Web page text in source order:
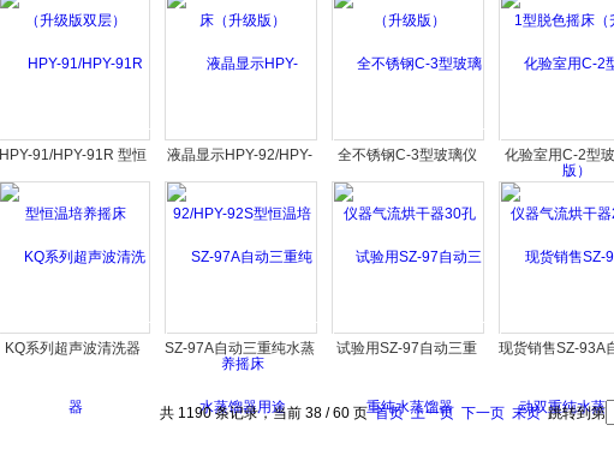
HPY-91/HPY-91R 型恒
温培养摇床
液晶显示HPY-92/HPY-
92S型恒温培养摇床
全不锈钢C-3型玻璃仪
器气流烘干器30孔
化验室用C-2型
器气流烘干器
KQ系列超声波清洗器
SZ-97A自动三重纯水蒸
试验用SZ-97自动三重
现货销售SZ-93A
共 1190 条记录，当前 38 / 60 页首页 上一页 下一页 末页跳转到第